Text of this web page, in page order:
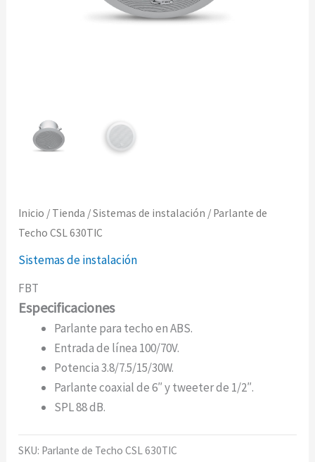
Inicio / Tienda /Sistemas de instalación / Parlante de
Techo CSL 630TIC
Sistemas de instalación
FBT
Especificaciones
Parlante para techo en ABS.
Entrada de línea 100/70V.
Potencia 3.8/7.5/15/30W.
Parlante coaxial de 6″ y tweeter de 1/2″.
SPL 88 dB.
SKU: Parlante de Techo CSL 630TIC